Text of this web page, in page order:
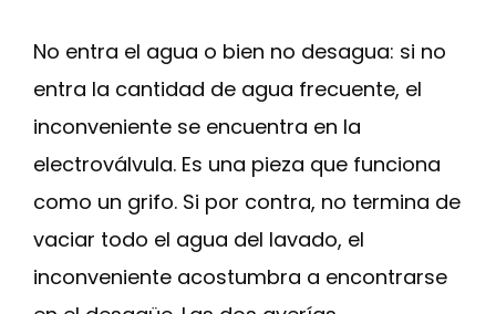
No entra el agua o bien no desagua: si no
entra la cantidad de agua frecuente, el
inconveniente se encuentra en la
electroválvula. Es una pieza que funciona
como un grifo. Si por contra, no termina de
vaciar todo el agua del lavado, el
inconveniente acostumbra a encontrarse